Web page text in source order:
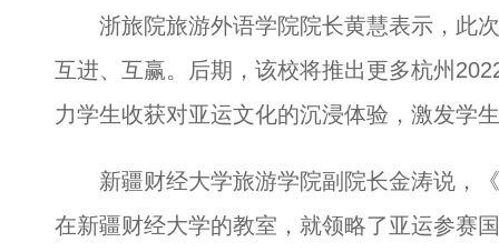
浙旅院旅游外语学院院长黄慧表示，此次
互进、互赢。后期，该校将推出更多杭州
力学生收获对亚运文化的沉浸体验，激发学
新疆财经大学旅游学院副院长金涛说，《
在新疆财经大学的教室，就领略了亚运参赛